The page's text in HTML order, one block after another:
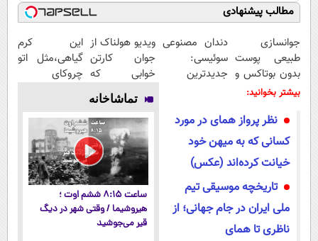
مطالب پیشنهادی
جوانسازی
طبیعی پوست
بدون بوتاکس و
جراحی
دندان مصنوعی
سوئیسی:
جدیدترین
پرداخت قسطی
ویدیو هولناک از
جوان کارتن
خوابی که
میلیاردر شد.
آموزش رایگان
این کرم
گیاهی،مثل اتو
چروکای
بیشتر بخوانید:
نظر پرواز همای در مورد
کسانی که به میهن خود
خیانت کرده‌اند (عکس)
تاریخچه موسیقی تیم
ملی ایران در جام جهانی؛ از
ناظری تا همای
تماشاخانه
ساعت ۸:۱۵ ششم اوت ؛
هیروشیما / وقتی شهر در دیگ
قیر می‌جوشید